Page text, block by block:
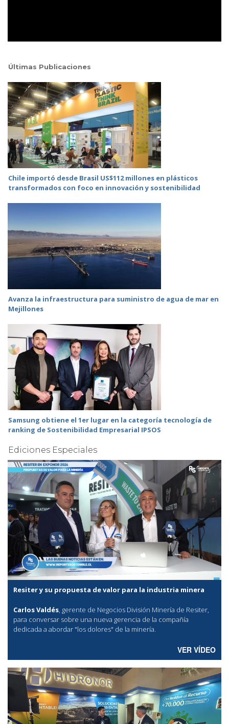
Últimas Publicaciones
Chile importó desde Brasil US$112 millones en plásticos
transformados con foco en innovación y sostenibilidad
Avanza la infraestructura para suministro de agua de mar en
Mejillones
Samsung obtiene el 1er lugar en la categoría tecnología de
ranking de Sostenibilidad Empresarial IPSOS
Ediciones Especiales
Resiter y su propuesta de valor para la industria minera
Carlos Valdés, gerente de Negocios División Minería de Resiter,
para conversar sobre una nueva gerencia de la compañía
dedicada a abordar "los dolores" de la minería.
VER VÍDEO